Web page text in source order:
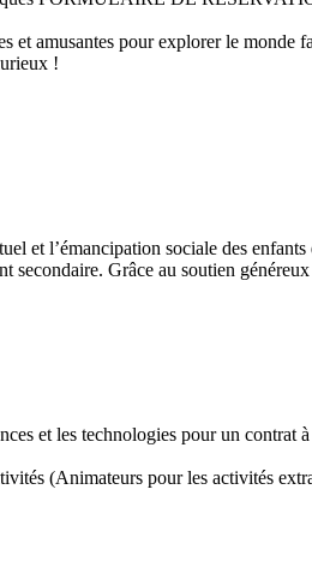
et amusantes pour explorer le
!
et l’émancipation sociale des
secondaire. Grâce au soutien
et les technologies pour un
(Animateurs pour les activités